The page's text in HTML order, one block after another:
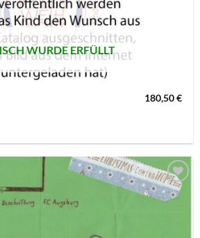
WURDE ERFÜLLT
180,50€
AUF MEINE